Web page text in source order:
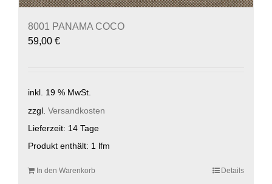
8001 PANAMA COCO
59,00 €
inkl. 19 % MwSt.
zzgl. Versandkosten
Lieferzeit: 14 Tage
Produkt enthält: 1 lfm
In den Warenkorb Details